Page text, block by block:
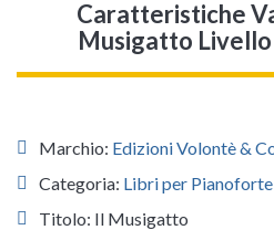
Caratteristiche
Musigatto
Marchio: Edizioni Volontè &
Categoria: Libri per
Titolo: Il Musigatto